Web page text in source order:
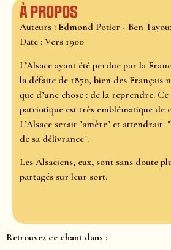
À propos
Auteurs : Edmond Potier - Ben
Date : Vers 1900
L’Alsace ayant été perdue par la
la défaite de 1870, bien des Français
que d’une chose : de la reprendre.
patriotique est très emblématique de
L’Alsace serait "amère" et attendrait
de sa délivrance".
Les Alsaciens, eux, sont sans doute
partagés sur leur sort.
Retrouvez ce chant dans :